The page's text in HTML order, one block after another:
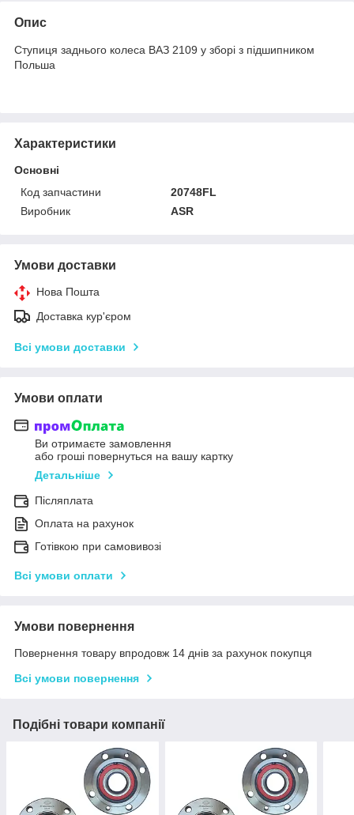
Опис
Ступиця заднього колеса ВАЗ 2109 у зборі з підшипником
Польша
Характеристики
Основні
Код запчастини
20748FL
Виробник
ASR
Умови доставки
Нова Пошта
Доставка кур'єром
Всі умови доставки
Умови оплати
Ви отримаєте замовлення
або гроші повернуться на вашу картку
Детальніше
Післяплата
Оплата на рахунок
Готівкою при самовивозі
Всі умови оплати
Умови повернення
Повернення товару впродовж 14 днів за рахунок покупця
Всі умови повернення
Подібні товари компанії